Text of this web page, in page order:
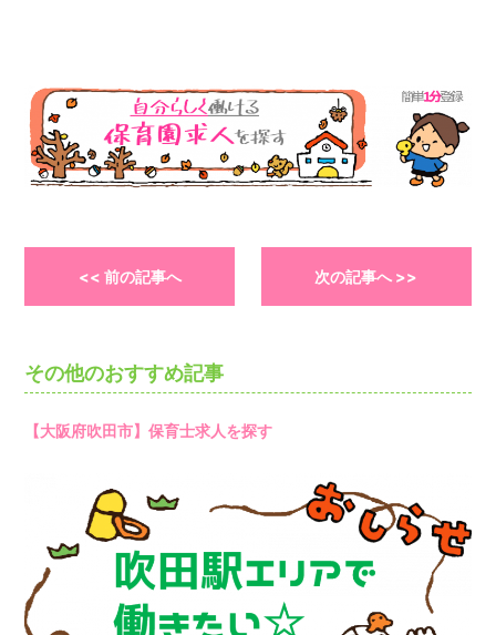
<< 前の記事へ 次の記事へ >>
その他のおすすめ記事
【大阪府吹田市】保育士求人を探す